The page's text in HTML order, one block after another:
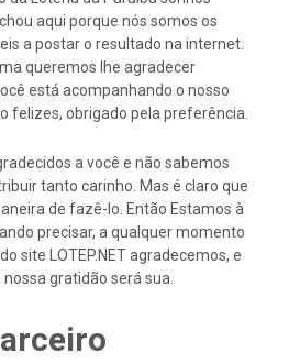
aqui porque nós somos os
a postar o resultado na internet.
queremos lhe agradecer
está acompanhando o nosso
felizes, obrigado pela preferência.
a você e não sabemos
tanto carinho. Mas é claro que
de fazê-lo. Então Estamos à
precisar, a qualquer momento
site LOTEP.NET agradecemos, e
gratidão será sua.